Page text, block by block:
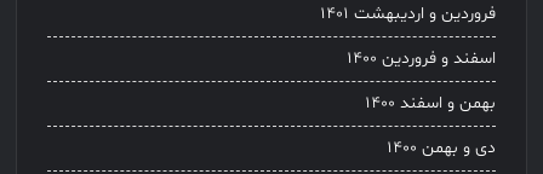
فروردین و اردیبهشت ۱۴۰۱
اسفند و فروردین ۱۴۰۰
بهمن و اسفند ۱۴۰۰
دی و بهمن ۱۴۰۰